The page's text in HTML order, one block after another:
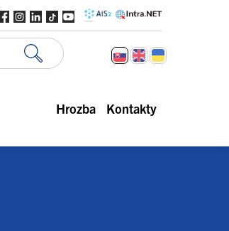
Hrozba Kontakty